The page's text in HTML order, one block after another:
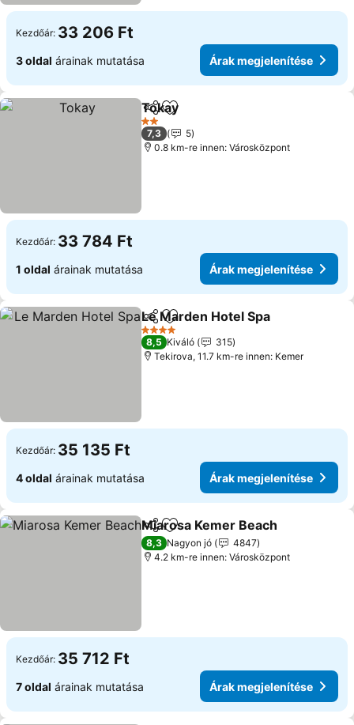
Kezdőár: 33 206 Ft
3 oldal árainak mutatása Árak megjelenítése
MegosztásHozzáadás a kedvencekhez
Tokay
2 Kategória
7,3
5
0.8 km-re innen: Városközpont
Kezdőár: 33 784 Ft
1 oldal árainak mutatása Árak megjelenítése
Megosztás
Hozzáadás a kedvencekhez
Le Marden Hotel Spa
4 Kategória
8,5 Kiváló
315
Tekirova, 11.7 km-re innen: Kemer
Kezdőár: 35 135 Ft
4 oldal árainak mutatása Árak megjelenítése
Megosztás
Hozzáadás a kedvencekhez
Miarosa Kemer Beach
8,3 Nagyon jó
4847
4.2 km-re innen: Városközpont
Kezdőár: 35 712 Ft
7 oldal árainak mutatása Árak megjelenítése